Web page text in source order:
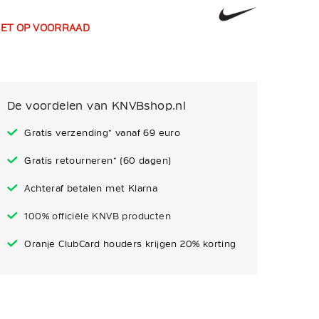
OP VOORRAAD
De voordelen van KNVBshop.nl
Gratis verzending* vanaf 69 euro
Gratis retourneren* (60 dagen)
Achteraf betalen met Klarna
100% officiële KNVB producten
Oranje ClubCard houders krijgen 20% korting